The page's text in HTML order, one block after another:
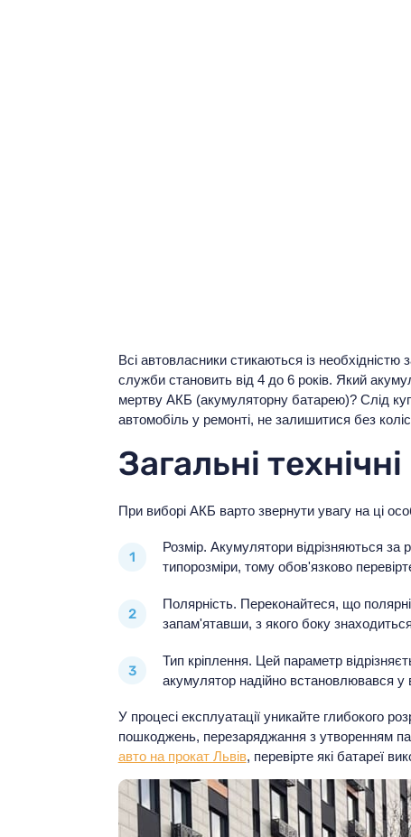
Всі автовласники стикаються із
служби становить від 4 до 6 років. Який
мертву АКБ (акумуляторну батарею)? Слід
автомобіль у ремонті, не залишитися без
Загальні
При виборі АКБ варто звернути увагу на ці
Розмір. Акумулятори відрізняються за
типорозміри, тому обов'язково
Полярність. Переконайтеся, що
запам'ятавши, з якого боку
Тип кріплення. Цей параметр
акумулятор надійно встановлювався у
У процесі експлуатації уникайте глибокого
пошкоджень, перезаряджання з утворенням
авто на прокат Львів, перевірте які батареї